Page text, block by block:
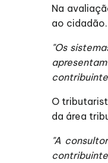
Na
ao cidadão.
"Os
O
da área
"A